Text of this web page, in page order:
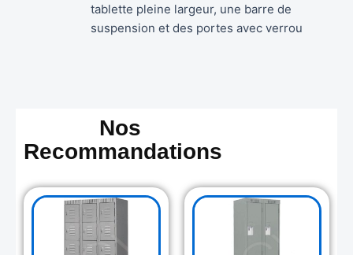
tablette pleine largeur, une barre de
suspension et des portes avec verrou
Nos
Recommandations